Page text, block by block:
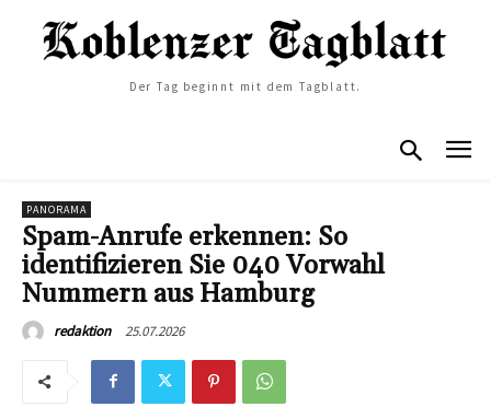
Der Tag beginnt mit dem Tagblatt.
PANORAMA
Spam-Anrufe erkennen: So
identifizieren Sie 040 Vorwahl
Nummern aus Hamburg
redaktion 25.07.2026